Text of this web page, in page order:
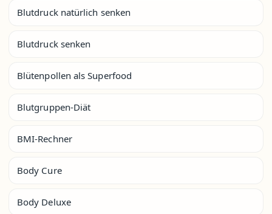
Blutdruck natürlich senken
Blutdruck senken
Blütenpollen als Superfood
Blutgruppen-Diät
BMI-Rechner
Body Cure
Body Deluxe